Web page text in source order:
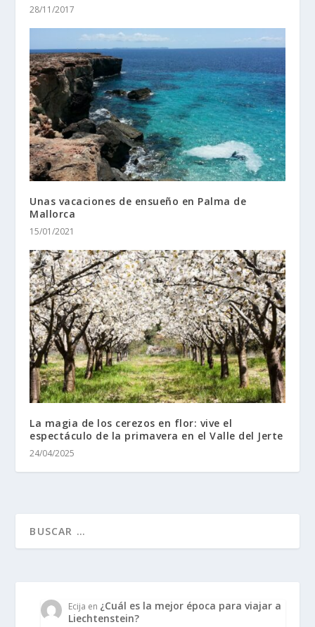
28/11/2017
Unas vacaciones de ensueño en Palma de
Mallorca
15/01/2021
La magia de los cerezos en flor: vive el
espectáculo de la primavera en el Valle del Jerte
24/04/2025
Ecija en ¿Cuál es la mejor época para viajar a
Liechtenstein?